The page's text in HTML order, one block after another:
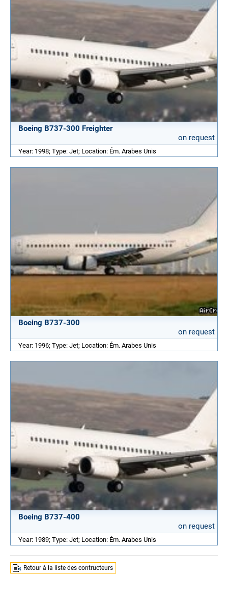
Boeing B737-300 Freighter
on request
Year: 1998; Type: Jet; Location: Ém. Arabes Unis
Boeing B737-300
on request
Year: 1996; Type: Jet; Location: Ém. Arabes Unis
Boeing B737-400
on request
Year: 1989; Type: Jet; Location: Ém. Arabes Unis
Retour à la liste des contructeurs